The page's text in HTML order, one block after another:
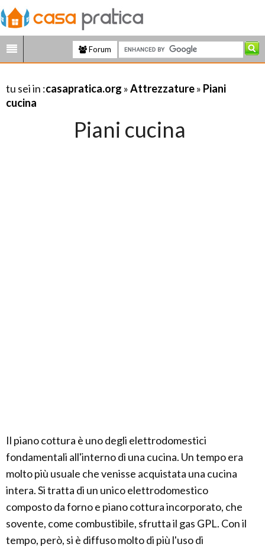
Forum
tu sei in :casapratica.org »Attrezzature» Piani
cucina
Piani cucina
Il piano cottura è uno degli elettrodomestici
fondamentali all'interno di una cucina. Un tempo era
molto più usuale che venisse acquistata una cucina
intera. Si tratta di un unico elettrodomestico
composto da forno e piano cottura incorporato, che
sovente, come combustibile, sfrutta il gas GPL. Con il
tempo, però, si è diffuso molto di più l'uso di